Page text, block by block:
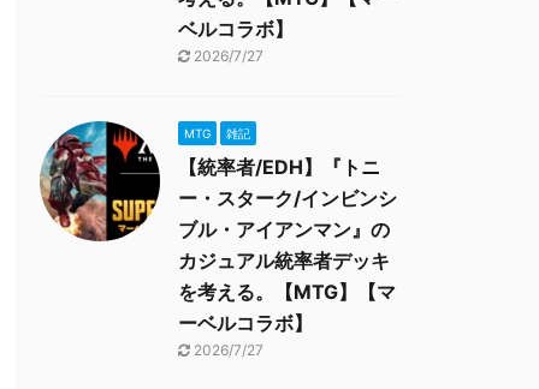
ベルコラボ】
2026/7/27
MTG 雑記
【統率者/EDH】『トニ
ー・スターク/インビンシ
ブル・アイアンマン』の
カジュアル統率者デッキ
を考える。【MTG】【マ
ーベルコラボ】
2026/7/27